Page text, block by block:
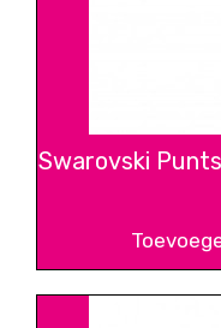
Swarovski